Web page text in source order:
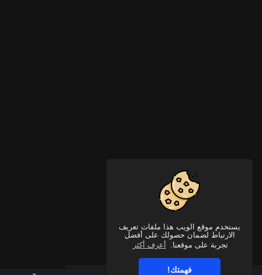
يستخدم موقع الويب هذا ملفات تعريف
الارتباط لضمان حصولك على أفضل
تجربة على موقعنا.
أعرف أكثر
فهمتك!